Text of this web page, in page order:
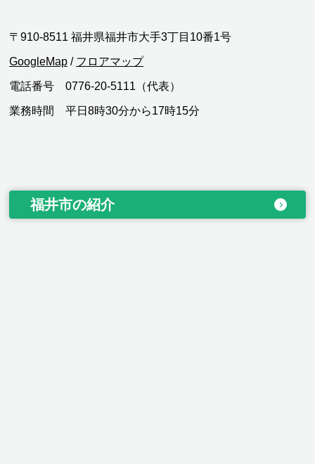
〒910-8511 福井県福井市大手3丁目10番1号
GoogleMap / フロアマップ
電話番号 0776-20-5111（代表）
業務時間 平日8時30分から17時15分
福井市の紹介